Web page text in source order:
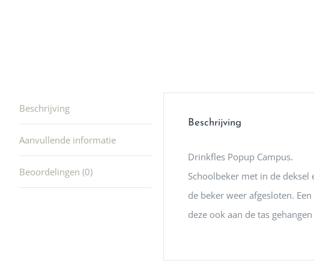
Beschrijving
Aanvullende informatie
Beoordelingen (0)
Beschrijving
Drinkfles Popup Campus.
Schoolbeker met in de
de beker weer afgesloten.
deze ook aan de tas